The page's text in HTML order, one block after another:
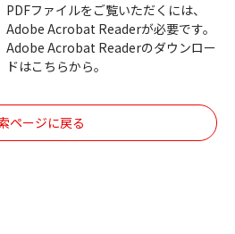
ルコマンドの仕様書、およ
ダウンロードファイルにつ
むすべての権利は、アイコ
ンロードしたファイルは、
以外にはご使用できませ
PDFファイルをご覧いただくには、
Adobe Acrobat Readerが必要です。
Adobe Acrobat Readerのダウンロー
ドはこちらから。
ページに戻る